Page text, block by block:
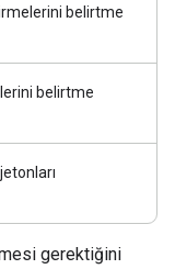
belirtme
belirtme
gerektiğini